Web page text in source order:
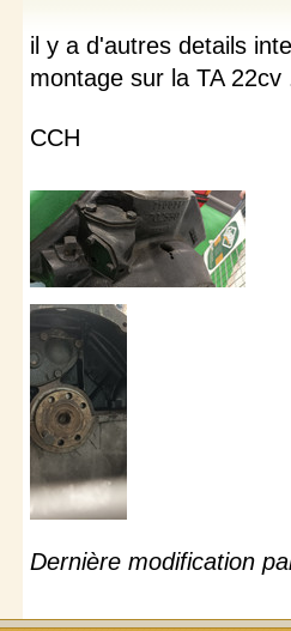
il y a d'autres details
montage sur la TA 22cv
CCH
Dernière modification